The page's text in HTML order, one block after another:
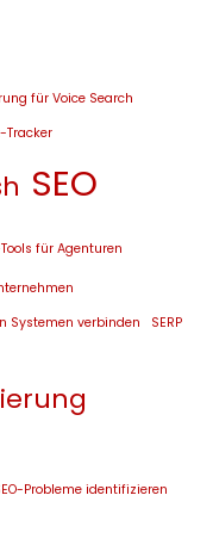
für Voice Search
Tracker
SEO
Tools für Agenturen
Systemen verbinden
SERP
Probleme identifizieren